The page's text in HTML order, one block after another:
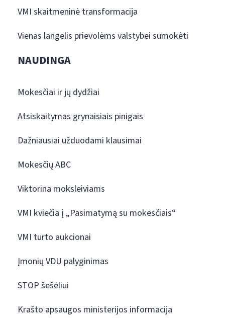
VMI skaitmeninė transformacija
Vienas langelis prievolėms valstybei sumokėti
NAUDINGA
Mokesčiai ir jų dydžiai
Atsiskaitymas grynaisiais pinigais
Dažniausiai užduodami klausimai
Mokesčių ABC
Viktorina moksleiviams
VMI kviečia į „Pasimatymą su mokesčiais“
VMI turto aukcionai
Įmonių VDU palyginimas
STOP šešėliui
Krašto apsaugos ministerijos informacija